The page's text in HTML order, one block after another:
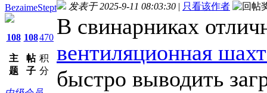
BezaimeStept
108
主
题
108
帖
子
470
积
分
发表于 2025-9-11 08:03:30 | 只看该作者
В свинарниках
вентиляционная
быстро выводить